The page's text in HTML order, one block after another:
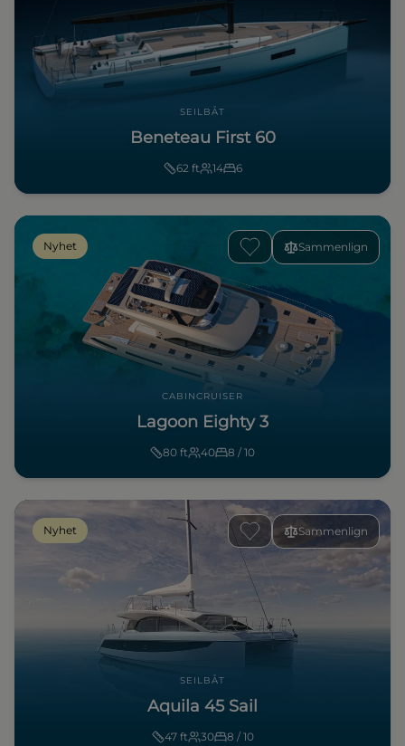
SEILBÅT
Beneteau First 60
62 ft 14 6
Sammenlign
Nyhet
CABINCRUISER
Lagoon Eighty 3
80 ft 40 8 / 10
Sammenlign
Nyhet
SEILBÅT
Aquila 45 Sail
47 ft 30 8 / 10